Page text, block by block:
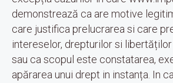
demonstrează ca are motive
care justifica prelucrarea si care
intereselor, drepturilor si
sau ca scopul este constatarea,
apărarea unui drept in instanța. In